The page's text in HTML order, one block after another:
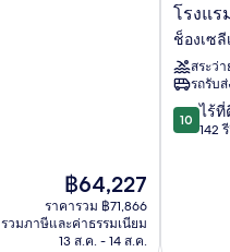
ราคา
ปัจจุบัน
คือ
฿64,227
฿64,227
ราคารวม ฿71,866
รวมภาษีและค่าธรรมเนียม
13 ส.ค. - 14 ส.ค.
โรง
แรม
โฟร์
ซี
ซั่นส์
จอร์จ
5
โรงแร
ช็องเซลี
สระว่
รถรับ
10.0
จาก
10 ไร้ที่
142